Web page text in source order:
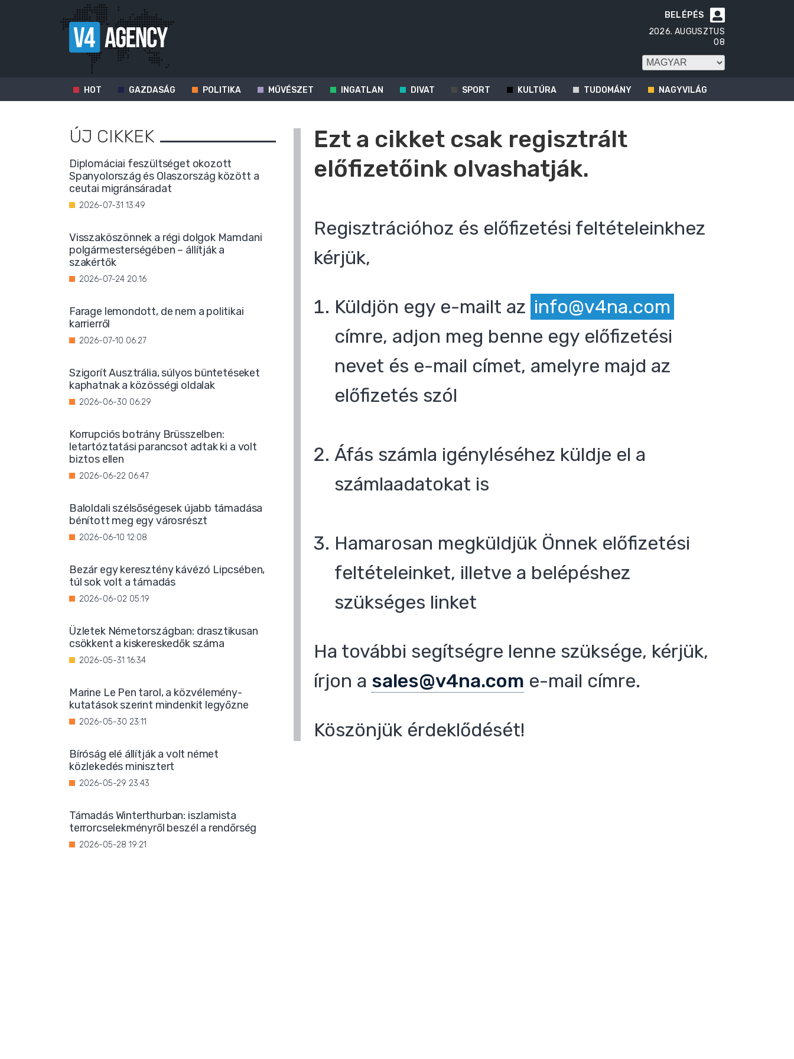

BELÉPÉS
2026. AUGUSZTUS
08
HOT GAZDASÁG POLITIKA MŰVÉSZET INGATLAN DIVAT SPORT KULTÚRA TUDOMÁNY NAGYVILÁG
Ezt a cikket csak regisztrált
előfizetőink olvashatják.
Regisztrációhoz és előfizetési feltételeinkhez
kérjük,
Küldjön egy e-mailt az info@v4na.com
címre, adjon meg benne egy előfizetési
nevet és e-mail címet, amelyre majd az
előfizetés szól
Áfás számla igényléséhez küldje el a
számlaadatokat is
Hamarosan megküldjük Önnek előfizetési
feltételeinket, illetve a belépéshez
szükséges linket
Ha további segítségre lenne szüksége, kérjük,
írjon a sales@v4na.com e-mail címre.
Köszönjük érdeklődését!
ÚJ CIKKEK
Diplomáciai feszültséget okozott
Spanyolország és Olaszország között a
ceutai migránsáradat
2026-07-31 13:49
Visszaköszönnek a régi dolgok Mamdani
polgármesterségében – állítják a
szakértők
2026-07-24 20:16
Farage lemondott, de nem a politikai
karrierről
2026-07-10 06:27
Szigorít Ausztrália, súlyos büntetéseket
kaphatnak a közösségi oldalak
2026-06-30 06:29
Korrupciós botrány Brüsszelben:
letartóztatási parancsot adtak ki a volt
biztos ellen
2026-06-22 06:47
Baloldali szélsőségesek újabb támadása
bénított meg egy városrészt
2026-06-10 12:08
Bezár egy keresztény kávézó Lipcsében,
túl sok volt a támadás
2026-06-02 05:19
Üzletek Németországban: drasztikusan
csökkent a kiskereskedők száma
2026-05-31 16:34
Marine Le Pen tarol, a közvélemény-
kutatások szerint mindenkit legyőzne
2026-05-30 23:11
Bíróság elé állítják a volt német
közlekedés minisztert
2026-05-29 23:43
Támadás Winterthurban: iszlamista
terrorcselekményről beszél a rendőrség
2026-05-28 19:21